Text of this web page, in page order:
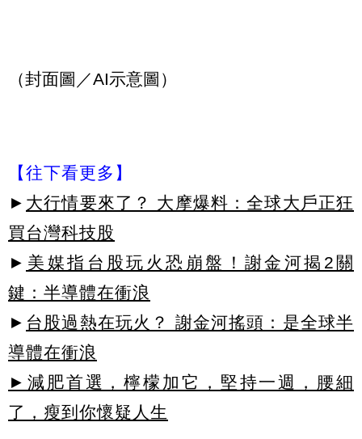
（封面圖／AI示意圖）
【往下看更多】
► 大行情要來了？ 大摩爆料：全球大戶正狂
買台灣科技股
► 美媒指台股玩火恐崩盤！謝金河揭2關
鍵：半導體在衝浪
► 台股過熱在玩火？ 謝金河搖頭：是全球半
導體在衝浪
►減肥首選，檸檬加它，堅持一週，腰細
了，瘦到你懷疑人生